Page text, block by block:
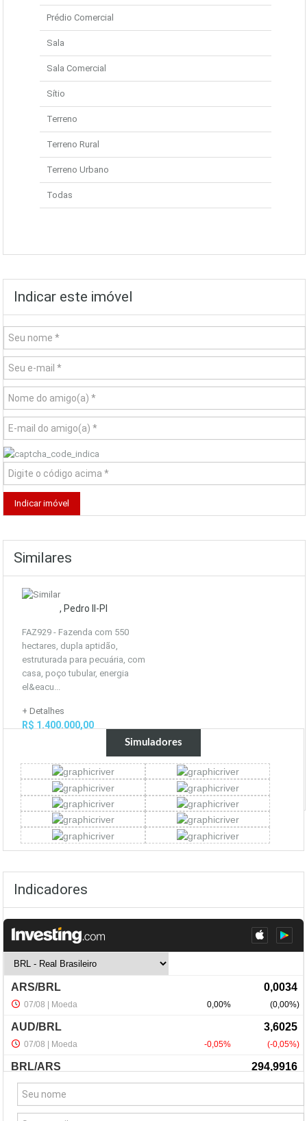
Prédio Comercial
Sala
Sala Comercial
Sítio
Terreno
Terreno Rural
Terreno Urbano
Todas
Indicar este imóvel
Similares
, Pedro II-PI
FAZ929 - Fazenda com 550
hectares, dupla aptidão,
estruturada para pecuária, com
casa, poço tubular, energia
el&eacu...
+ Detalhes
R$ 1.400.000,00
Simuladores
Indicadores
NewsLetter